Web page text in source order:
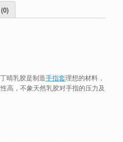
晴乳胶是制造手指套理想的材料，
高，不象天然乳胶对手指的压力及